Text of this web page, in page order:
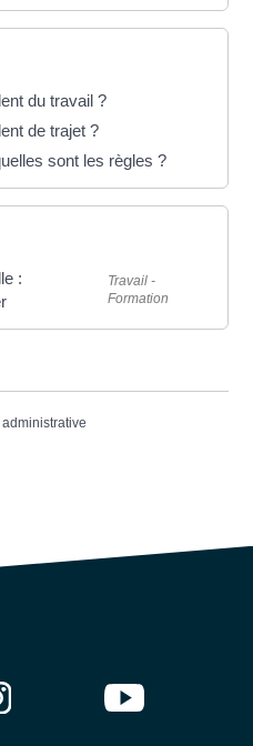
du travail ?
de trajet ?
sont les règles ?
:
Travail -
Formation